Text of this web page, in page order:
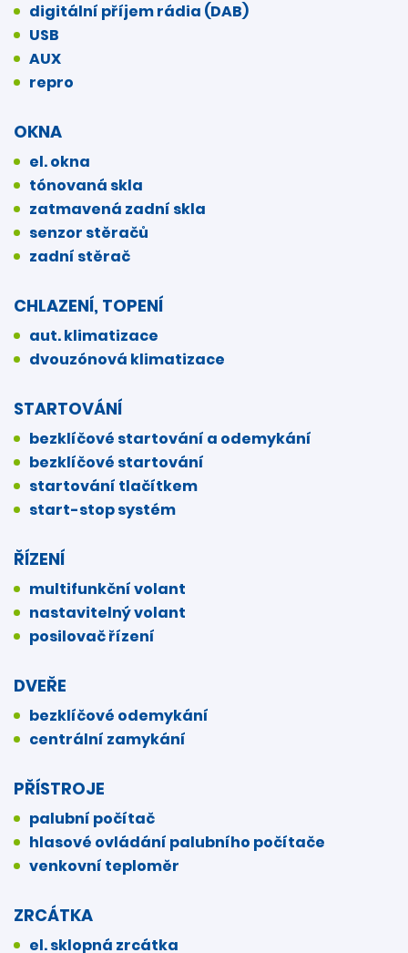
digitální příjem rádia (DAB)
USB
AUX
repro
OKNA
el. okna
tónovaná skla
zatmavená zadní skla
senzor stěračů
zadní stěrač
CHLAZENÍ, TOPENÍ
aut. klimatizace
dvouzónová klimatizace
STARTOVÁNÍ
bezklíčové startování a odemykání
bezklíčové startování
startování tlačítkem
start-stop systém
ŘÍZENÍ
multifunkční volant
nastavitelný volant
posilovač řízení
DVEŘE
bezklíčové odemykání
centrální zamykání
PŘÍSTROJE
palubní počítač
hlasové ovládání palubního počítače
venkovní teploměr
ZRCÁTKA
el. sklopná zrcátka